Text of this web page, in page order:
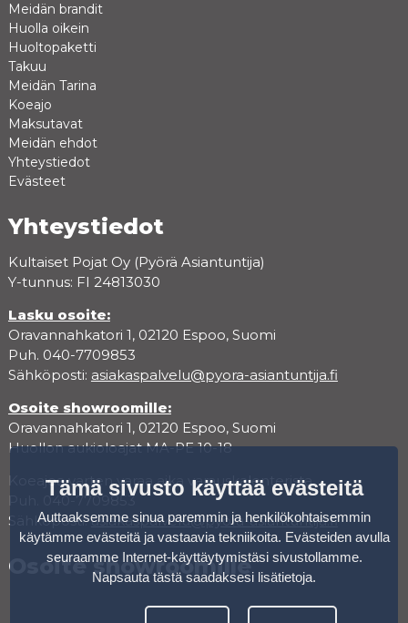
Meidän brandit
Huolla oikein
Huoltopaketti
Takuu
Meidän Tarina
Koeajo
Maksutavat
Meidän ehdot
Yhteystiedot
Evästeet
Yhteystiedot
Kultaiset Pojat Oy (Pyörä Asiantuntija)
Y-tunnus: FI 24813030
Lasku osoite:
Oravannahkatori 1, 02120 Espoo, Suomi
Puh. 040-7709853
Sähköposti: asiakaspalvelu@pyora-asiantuntija.fi
Osoite showroomille:
Oravannahkatori 1, 02120 Espoo, Suomi
Huollon aukioloajat MA-PE 10-18
Koeajoa varten varaa aika varauskalenterista.
Puh. 040-7709853
Sähköposti:asiakaspalvelu@pyora-asiantuntija.fi
Osoite showroomille
Tämä sivusto käyttää evästeitä
Auttaaksemme sinua paremmin ja henkilökohtaisemmin
käytämme evästeitä ja vastaavia tekniikoita. Evästeiden avulla
seuraamme Internet-käyttäytymistäsi sivustollamme.
Napsauta tästä saadaksesi lisätietoja.